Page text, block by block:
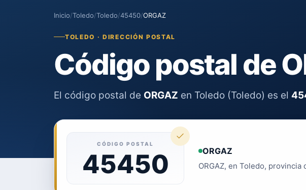
Inicio/Toledo/Toledo/45450/ORGAZ
TOLEDO · DIRECCIÓN POSTAL
Código postal de
El código postal de ORGAZ en Toledo (Toledo) es el
CÓDIGO POSTAL
45450 ORGAZ
ORGAZ, en Toledo,